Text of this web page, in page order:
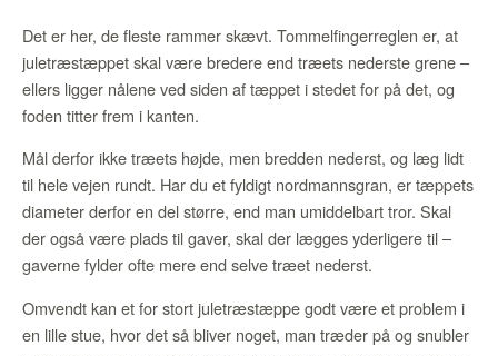
Det er her, de fleste rammer skævt. Tommelfingerreglen er, at
juletræstæppet skal være bredere end træets nederste grene –
ellers ligger nålene ved siden af tæppet i stedet for på det, og
foden titter frem i kanten.
Mål derfor ikke træets højde, men bredden nederst, og læg lidt
til hele vejen rundt. Har du et fyldigt nordmannsgran, er tæppets
diameter derfor en del større, end man umiddelbart tror. Skal
der også være plads til gaver, skal der lægges yderligere til –
gaverne fylder ofte mere end selve træet nederst.
Omvendt kan et for stort juletræstæppe godt være et problem i
en lille stue, hvor det så bliver noget, man træder på og snubler